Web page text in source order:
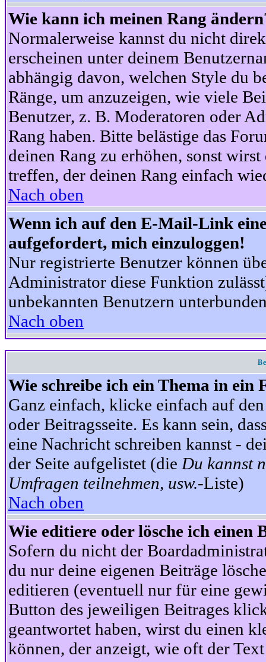
Wie kann ich meinen Rang
Normalerweise kannst du nicht
erscheinen unter deinem
abhängig davon, welchen Style du
Ränge, um anzuzeigen, wie viele
Benutzer, z. B. Moderatoren oder
Rang haben. Bitte belästige das
deinen Rang zu erhöhen, sonst
treffen, der deinen Rang einfach
Nach oben
Wenn ich auf den E-Mail-Link
aufgefordert, mich einzuloggen!
Nur registrierte Benutzer können
Administrator diese Funktion
unbekannten Benutzern
Nach oben
Wie schreibe ich ein Thema in ein
Ganz einfach, klicke einfach auf
oder Beitragsseite. Es kann sein,
eine Nachricht schreiben kannst -
der Seite aufgelistet (die Du kannst
Umfragen teilnehmen, usw.-Liste)
Nach oben
Wie editiere oder lösche ich einen
Sofern du nicht der
du nur deine eigenen Beiträge
editieren (eventuell nur für eine
Button des jeweiligen Beitrages
geantwortet haben, wirst du einen
können, der anzeigt, wie oft der